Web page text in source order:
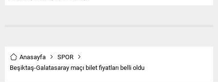
Anasayfa
SPOR
Beşiktaş-Galatasaray maçı bilet fiyatları belli oldu